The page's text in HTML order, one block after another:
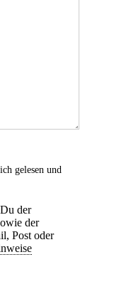
gelesen und
der
der
Post oder